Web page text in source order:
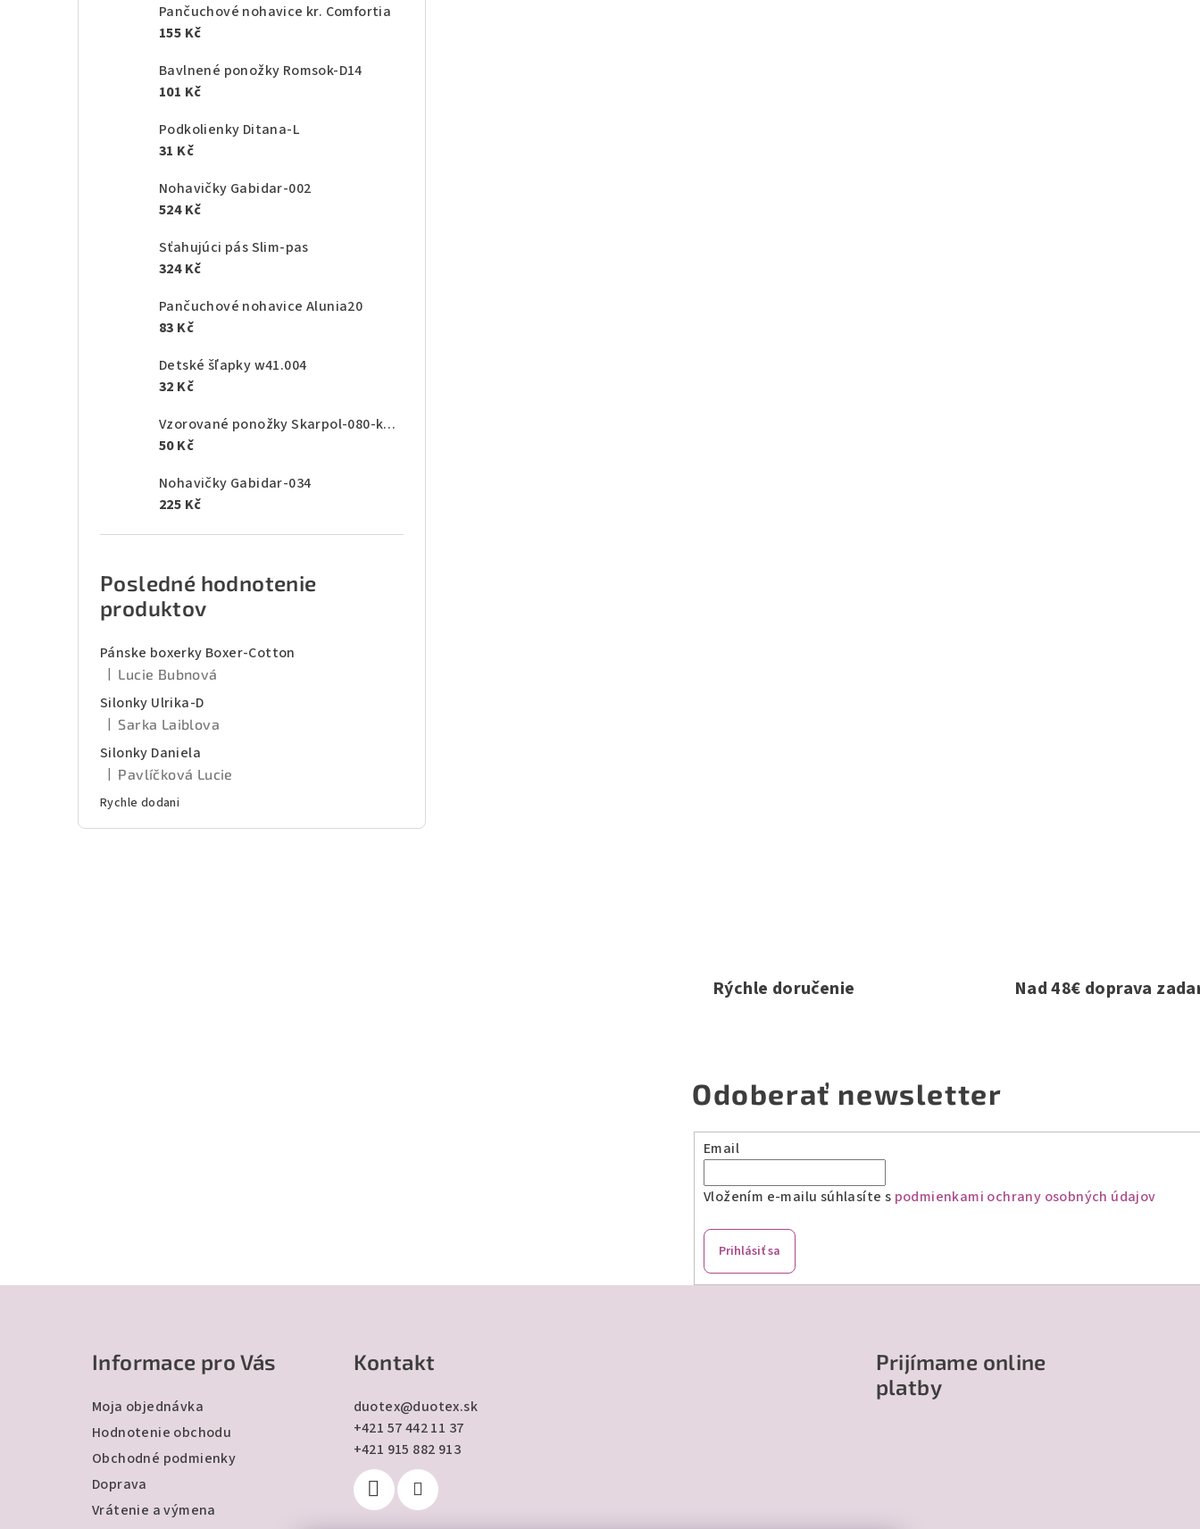
Pančuchové nohavice kr. Comfortia
155 Kč
Bavlnené ponožky Romsok-D14
101 Kč
Podkolienky Ditana-L
31 Kč
Nohavičky Gabidar-002
524 Kč
Sťahujúci pás Slim-pas
324 Kč
Pančuchové nohavice Alunia20
83 Kč
Detské šľapky w41.004
32 Kč
Vzorované ponožky Skarpol-080-kaktus
50 Kč
Nohavičky Gabidar-034
225 Kč
Posledné hodnotenie
produktov
Pánske boxerky Boxer-Cotton
Hodnotenie produktu je 5 z 5 hviezdičiek.
| Lucie Bubnová
Silonky Ulrika-D
Hodnotenie produktu je 5 z 5 hviezdičiek.
| Sarka Laiblova
Silonky Daniela
Hodnotenie produktu je 5 z 5 hviezdičiek.
| Pavlíčková Lucie
Rychle dodani
Rýchle doručenie Nad 48€ doprava
Odoberať newsletter
Email
Vložením e-mailu súhlasíte s podmienkami ochrany osobných údajov
Prihlásiť sa
Informace pro Vás
Moja objednávka
Hodnotenie obchodu
Obchodné podmienky
Doprava
Vrátenie a výmena
Kontakt
duotex@duotex.sk
+421 57 442 11 37
+421 915 882 913
Prijímame online
platby